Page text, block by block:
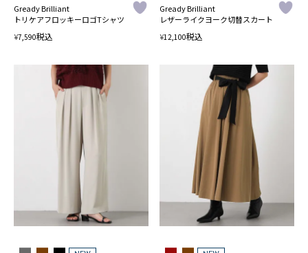
Gready Brilliant
トリケアフロッキーロゴTシャツ
¥7,590税込
Gready Brilliant
レザーライクヨーク切替スカート
¥12,100税込